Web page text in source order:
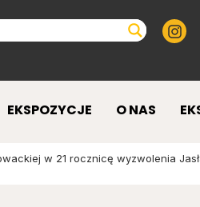
EKSPOZYCJE O NAS
w 21 rocznicę wyzwolenia